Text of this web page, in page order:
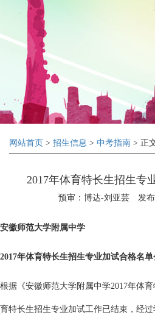
网站首页 > 招生信息 > 中考指南 > 正
2017年体育特长生招生专
预审：博达-刘亚芸 发
安徽师范大学附属中学
2017年体育特长生招生专业加试合格名单
根据《安徽师范大学附属中学2017年体
育特长生招生专业加试工作已结束，经